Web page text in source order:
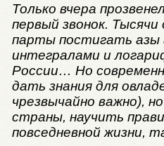
Только вчера
первый звонок.
парты постигать азы
интегралами и
России… Но
дать знания для
чрезвычайно важно),
страны, научить
повседневной жизни,